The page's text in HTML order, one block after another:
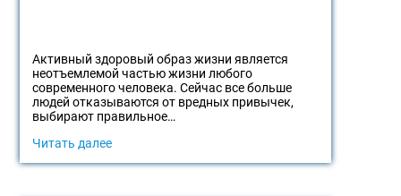
Активный здоровый образ жизни является
неотъемлемой частью жизни любого
современного человека. Сейчас все больше
людей отказываются от вредных привычек,
выбирают правильное…
Читать далее